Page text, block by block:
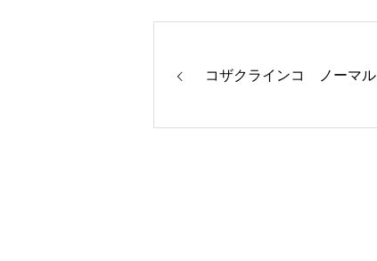
コザクラインコ ノーマル